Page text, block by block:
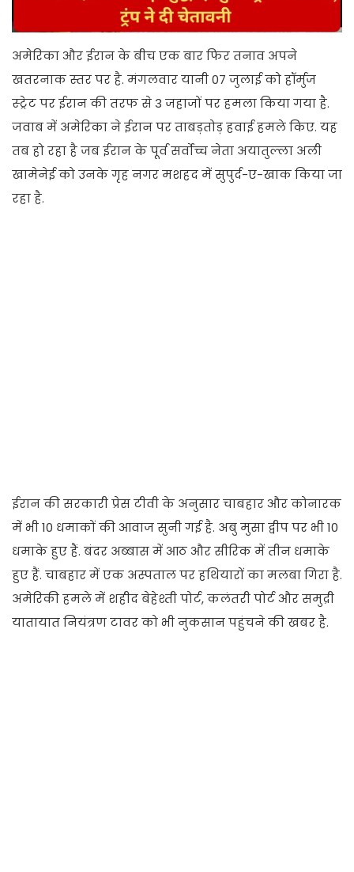
अमेरिका और ईरान के बीच एक बार फिर तनाव अपने
खतरनाक स्तर पर है. मंगलवार यानी 07 जुलाई को हॉर्मुज
स्ट्रेट पर ईरान की तरफ से 3 जहाजों पर हमला किया गया है.
जवाब में अमेरिका ने ईरान पर ताबड़तोड़ हवाई हमले किए. यह
तब हो रहा है जब ईरान के पूर्व सर्वोच्च नेता अयातुल्ला अली
खामेनेई को उनके गृह नगर मशहद में सुपुर्द-ए-खाक किया जा
रहा है.
ईरान की सरकारी प्रेस टीवी के अनुसार चाबहार और कोनारक
में भी 10 धमाकों की आवाज सुनी गई है. अबु मुसा द्वीप पर भी 10
धमाके हुए हैं. बंदर अब्बास में आठ और सीरिक में तीन धमाके
हुए हैं. चाबहार में एक अस्पताल पर हथियारों का मलबा गिरा है.
अमेरिकी हमले में शहीद बेहेश्ती पोर्ट, कलंतरी पोर्ट और समुद्री
यातायात नियंत्रण टावर को भी नुकसान पहुंचने की खबर है.